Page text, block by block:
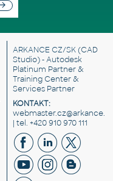
ARKANCE CZ/SK(CAD
Studio) - Autodesk
Platinum Partner &
Training Center &
Services Partner
KONTAKT:
| tel. +420 910 970 111